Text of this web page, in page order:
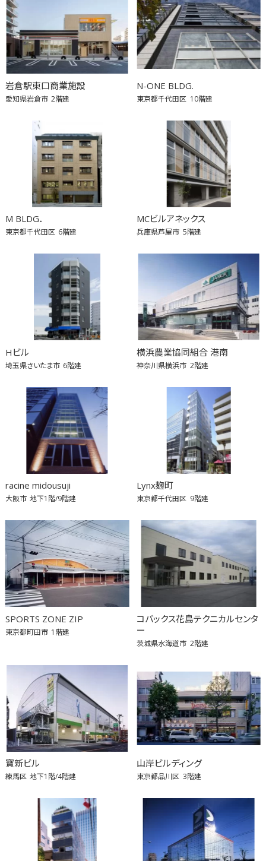
岩倉駅東口商業施設
愛知県岩倉市 2階建
N-ONE BLDG.
東京都千代田区 10階建
M BLDG．
東京都千代田区 6階建
MCビルアネックス
兵庫県芦屋市 5階建
Hビル
埼玉県さいたま市 6階建
横浜農業協同組合 港南
神奈川県横浜市 2階建
racine midousuji
大阪市 地下1階/9階建
Lynx麹町
東京都千代田区 9階建
SPORTS ZONE ZIP
東京都町田市 1階建
コバックス花島テクニカルセンタ
ー
茨城県水海道市 2階建
寶新ビル
練馬区 地下1階/4階建
山岸ビルディング
東京都品川区 3階建